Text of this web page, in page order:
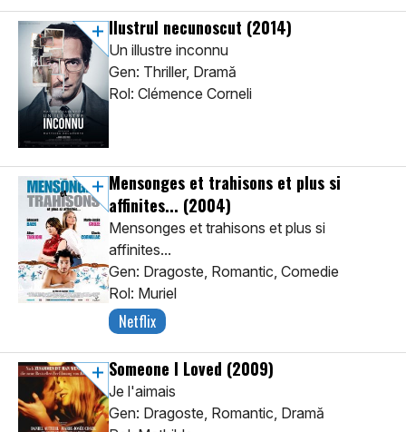
Ilustrul necunoscut (2014)
Un illustre inconnu
Gen: Thriller, Dramă
Rol: Clémence Corneli
Mensonges et trahisons et plus si
affinites... (2004)
Mensonges et trahisons et plus si
affinites...
Gen: Dragoste, Romantic, Comedie
Rol: Muriel
Netflix
Someone I Loved (2009)
Je l'aimais
Gen: Dragoste, Romantic, Dramă